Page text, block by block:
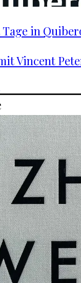
in
Vincent